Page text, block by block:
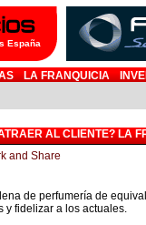
España
LA FRANQUICIA
AL CLIENTE? LA
de perfumería de
y fidelizar a los actuales.